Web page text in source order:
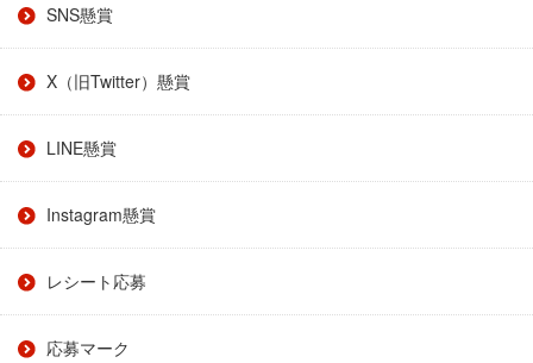
SNS懸賞
X（旧Twitter）懸賞
LINE懸賞
Instagram懸賞
レシート応募
応募マーク